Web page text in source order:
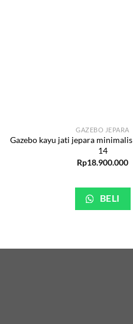
GAZEBO JEPARA
Gazebo kayu jati jepara
14
Rp18.900.000
BELI